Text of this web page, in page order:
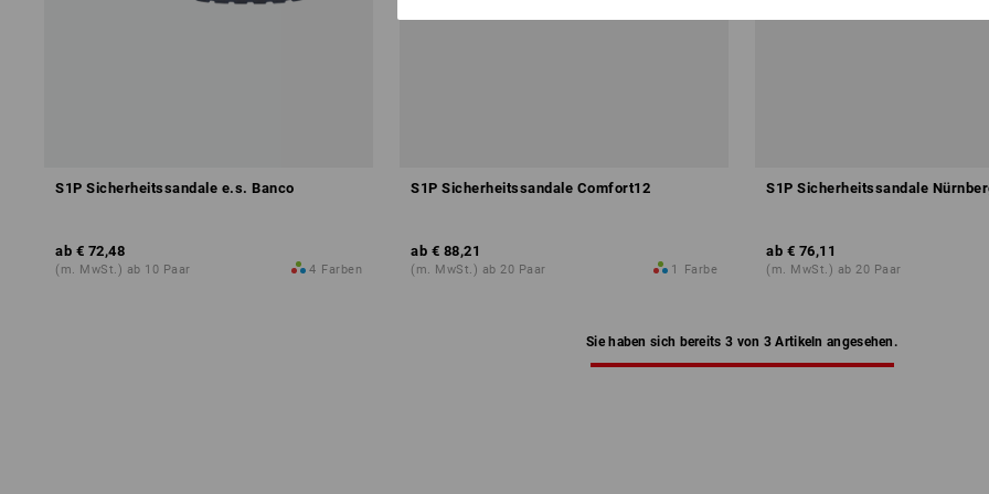
S1P Sicherheitssandale e.s. Banco
ab € 72,48
(m. MwSt.) ab 10 Paar 4 Farben
S1P Sicherheitssandale Comfort12
ab € 88,21
(m. MwSt.) ab 20 Paar 1 Farbe
S1P Sicherheitssandale
ab € 76,11
(m. MwSt.) ab 20 Paar
Sie haben sich bereits 3 von 3 Artikeln angesehen.